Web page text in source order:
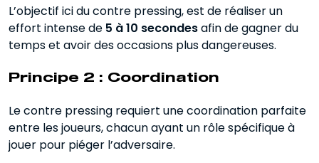
L’objectif ici du contre pressing, est de réaliser un
effort intense de 5 à 10 secondesafin de gagner du
temps et avoir des occasions plus dangereuses.
Principe 2 : Coordination
Le contre pressing requiert une coordination parfaite
entre les joueurs, chacun ayant un rôle spécifique à
jouer pour piéger l’adversaire.